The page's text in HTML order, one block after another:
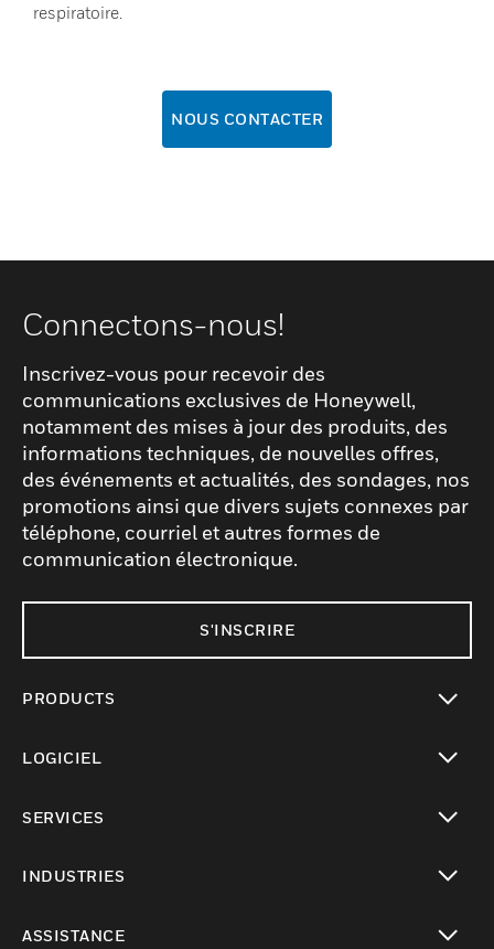
respiratoire.
NOUS CONTACTER
Connectons-nous!
Inscrivez-vous pour recevoir des
communications exclusives de Honeywell,
notamment des mises à jour des produits, des
informations techniques, de nouvelles offres,
des événements et actualités, des sondages, nos
promotions ainsi que divers sujets connexes par
téléphone, courriel et autres formes de
communication électronique.
S'INSCRIRE
PRODUCTS
LOGICIEL
SERVICES
INDUSTRIES
ASSISTANCE